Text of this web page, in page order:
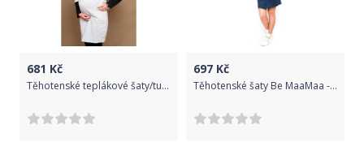
681 Kč
Těhotenské teplákové šaty/tunika EMMA dl. rukáv , Velikosti těh. moda S/M
697 Kč
Těhotenské šaty Be MaaMaa - ESTELLE - jeans - S/M